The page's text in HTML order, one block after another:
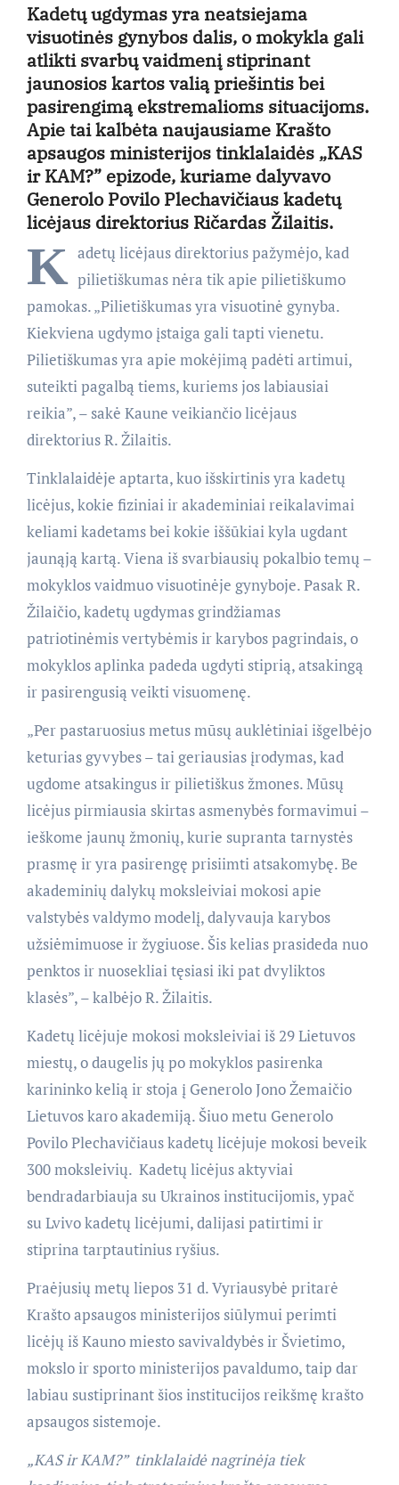
Kadetų ugdymas yra neatsiejama
visuotinės gynybos dalis, o mokykla gali
atlikti svarbų vaidmenį stiprinant
jaunosios kartos valią priešintis bei
pasirengimą ekstremalioms situacijoms.
Apie tai kalbėta naujausiame Krašto
apsaugos ministerijos tinklalaidės „KAS
ir KAM?” epizode, kuriame dalyvavo
Generolo Povilo Plechavičiaus kadetų
licėjaus direktorius Ričardas Žilaitis.
K adetų licėjaus direktorius pažymėjo, kad
pilietiškumas nėra tik apie pilietiškumo
pamokas. „Pilietiškumas yra visuotinė gynyba.
Kiekviena ugdymo įstaiga gali tapti vienetu.
Pilietiškumas yra apie mokėjimą padėti artimui,
suteikti pagalbą tiems, kuriems jos labiausiai
reikia”, – sakė Kaune veikiančio licėjaus
direktorius R. Žilaitis.
Tinklalaidėje aptarta, kuo išskirtinis yra kadetų
licėjus, kokie fiziniai ir akademiniai reikalavimai
keliami kadetams bei kokie iššūkiai kyla ugdant
jaunąją kartą. Viena iš svarbiausių pokalbio temų –
mokyklos vaidmuo visuotinėje gynyboje. Pasak R.
Žilaičio, kadetų ugdymas grindžiamas
patriotinėmis vertybėmis ir karybos pagrindais, o
mokyklos aplinka padeda ugdyti stiprią, atsakingą
ir pasirengusią veikti visuomenę.
„Per pastaruosius metus mūsų auklėtiniai išgelbėjo
keturias gyvybes – tai geriausias įrodymas, kad
ugdome atsakingus ir pilietiškus žmones. Mūsų
licėjus pirmiausia skirtas asmenybės formavimui –
ieškome jaunų žmonių, kurie supranta tarnystės
prasmę ir yra pasirengę prisiimti atsakomybę. Be
akademinių dalykų moksleiviai mokosi apie
valstybės valdymo modelį, dalyvauja karybos
užsiėmimuose ir žygiuose. Šis kelias prasideda nuo
penktos ir nuosekliai tęsiasi iki pat dvyliktos
klasės”, – kalbėjo R. Žilaitis.
Kadetų licėjuje mokosi moksleiviai iš 29 Lietuvos
miestų, o daugelis jų po mokyklos pasirenka
karininko kelią ir stoja į Generolo Jono Žemaičio
Lietuvos karo akademiją. Šiuo metu Generolo
Povilo Plechavičiaus kadetų licėjuje mokosi beveik
300 moksleivių. Kadetų licėjus aktyviai
bendradarbiauja su Ukrainos institucijomis, ypač
su Lvivo kadetų licėjumi, dalijasi patirtimi ir
stiprina tarptautinius ryšius.
Praėjusių metų liepos 31 d. Vyriausybė pritarė
Krašto apsaugos ministerijos siūlymui perimti
licėjų iš Kauno miesto savivaldybės ir Švietimo,
mokslo ir sporto ministerijos pavaldumo, taip dar
labiau sustiprinant šios institucijos reikšmę krašto
apsaugos sistemoje.
„KAS ir KAM?” tinklalaidė nagrinėja tiek